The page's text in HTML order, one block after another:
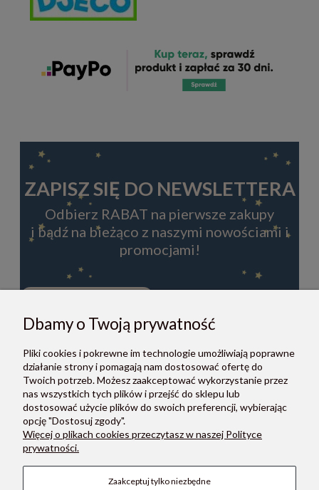
ZAPISZ SIĘ DO NEWSLETTERA
Odbierz RABAT na pierwsze zakupy
i bądź na bieżąco z naszymi nowościami i
promocjami!
ZAPISZ SIĘ
Zapisując się do newslettera, akceptujesz Regulamin i Politykę
prywatności.
O NAS
Dbamy o Twoją prywatność
Pliki cookies i pokrewne im technologie umożliwiają poprawne
działanie strony i pomagają nam dostosować ofertę do
Twoich potrzeb. Możesz zaakceptować wykorzystanie przez
nas wszystkich tych plików i przejść do sklepu lub
dostosować użycie plików do swoich preferencji, wybierając
opcję "Dostosuj zgody".
Więcej o plikach cookies przeczytasz w naszej Polityce
prywatności.
Zaakceptuj tylko niezbędne